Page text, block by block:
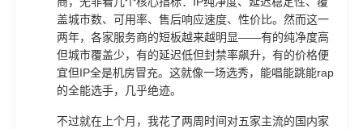
盖城市数、可用率、售后响应速度、性价比。然而这一
两年，各家服务商的短板越来越明显——有的纯净度高
但城市覆盖少，有的延迟低但封禁率飙升，有的价格便
宜但IP全是机房冒充。这就像一场选秀，能唱能跳能rap
的全能选手，几乎绝迹。
不过就在上个月，我花了两周时间对五家主流的国内家